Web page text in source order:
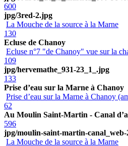
600
jpg/3red-2.jpg
La Mouche de la source à la Marne
130
Ecluse de Chanoy
Ecluse n°7 "de Chanoy" vue sur la
109
jpg/hervemathe_931-23_1_.jpg
133
Prise d’eau sur la Marne à Chanoy
Prise d’eau sur la Marne à Chanoy
62
Au Moulin Saint-Martin - Canal
596
jpg/moulin-saint-martin-
La Mouche de la source à la Marne